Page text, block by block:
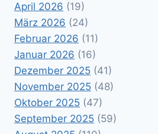
April 2026 (19)
März 2026 (24)
Februar 2026 (11)
Januar 2026 (16)
Dezember 2025 (41)
November 2025 (48)
Oktober 2025 (47)
September 2025 (59)